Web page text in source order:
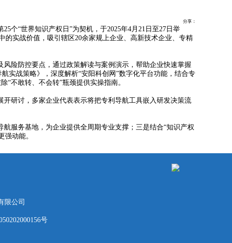
分享：
“世界知识产权日”为契机，于2025年4月21日至27日举
的实战价值，吸引辖区20余家规上企业、高新技术企业、专精
险防控要点，通过政策解读与案例演示，帮助企业快速掌握
实战策略》，深度解析“安阳科创网”数字化平台功能，结合专
“不敢转、不会转”瓶颈提供实操指南。
研讨，多家企业代表表示将把专利导航工具嵌入研发决策流
服务基地，为企业提供全周期专业支撑；三是结合“知识产权
强动能。
限公司
号